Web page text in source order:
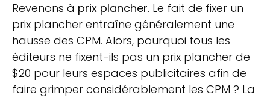
Revenons à prix plancher. Le fait de fixer un
prix plancher entraîne généralement une
hausse des CPM. Alors, pourquoi tous les
éditeurs ne fixent-ils pas un prix plancher de
$20 pour leurs espaces publicitaires afin de
faire grimper considérablement les CPM ? La